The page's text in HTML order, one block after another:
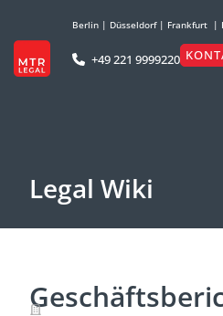
Berlin | Düsseldorf| Frankfurt |
+49 221 9999220
Legal Wiki